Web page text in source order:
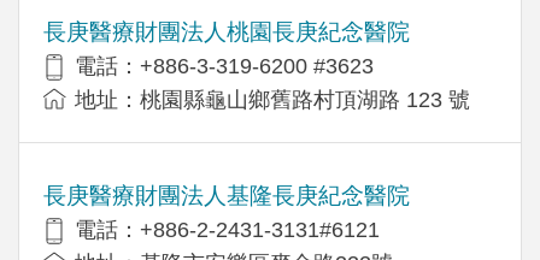
長庚醫療財團法人桃園長庚紀念醫院
電話：+886-3-319-6200 #3623
地址：桃園縣龜山鄉舊路村頂湖路 123 號
長庚醫療財團法人基隆長庚紀念醫院
電話：+886-2-2431-3131#6121